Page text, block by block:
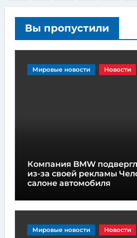
Вы пропустили
Мировые новости Новости
Компания BMW
из-за своей рекламы
салоне автомобиля
Мировые новости Новости